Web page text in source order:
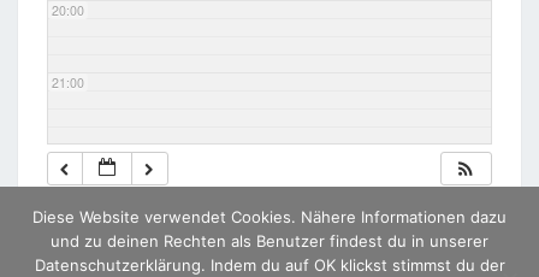
20:00
21:00
22:00
23:00
Diese Website verwendet Cookies. Nähere Informationen dazu
und zu deinen Rechten als Benutzer findest du in unserer
Datenschutzerklärung. Indem du auf OK klickst stimmst du der